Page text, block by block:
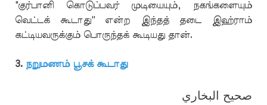
"குர்பானி கொடுப்பவர் முடியையும், நகங்களையும்
வெட்டக் கூடாது'' என்ற இந்தத் தடை இஹ்ராம்
கட்டியவருக்கும் பொருந்தக் கூடியது தான்.
3. நறுமணம் பூசக் கூடாது
صحيح البخاري